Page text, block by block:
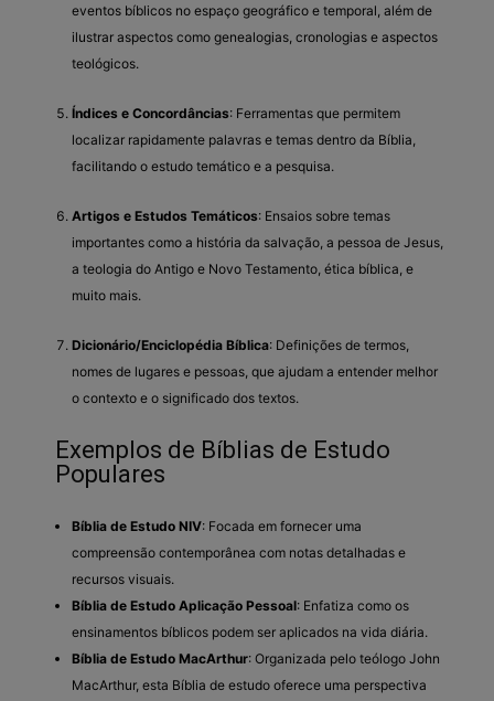
eventos bíblicos no espaço geográfico e temporal, além de
ilustrar aspectos como genealogias, cronologias e aspectos
teológicos.
Índices e Concordâncias: Ferramentas que permitem
localizar rapidamente palavras e temas dentro da Bíblia,
facilitando o estudo temático e a pesquisa.
Artigos e Estudos Temáticos: Ensaios sobre temas
importantes como a história da salvação, a pessoa de Jesus,
a teologia do Antigo e Novo Testamento, ética bíblica, e
muito mais.
Dicionário/Enciclopédia Bíblica: Definições de termos,
nomes de lugares e pessoas, que ajudam a entender melhor
o contexto e o significado dos textos.
Exemplos de Bíblias de Estudo
Populares
Bíblia de Estudo NIV: Focada em fornecer uma
compreensão contemporânea com notas detalhadas e
recursos visuais.
Bíblia de Estudo Aplicação Pessoal: Enfatiza como os
ensinamentos bíblicos podem ser aplicados na vida diária.
Bíblia de Estudo MacArthur: Organizada pelo teólogo John
MacArthur, esta Bíblia de estudo oferece uma perspectiva